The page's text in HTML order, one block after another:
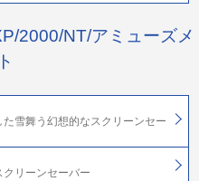
2000/NT/アミューズメ
雪舞う幻想的なスクリーンセー
リーンセーバー